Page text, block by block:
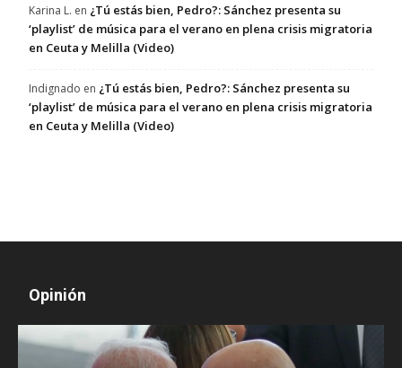
Karina L. en ¿Tú estás bien, Pedro?: Sánchez presenta su
‘playlist’ de música para el verano en plena crisis migratoria
en Ceuta y Melilla (Video)
Indignado en ¿Tú estás bien, Pedro?: Sánchez presenta su
‘playlist’ de música para el verano en plena crisis migratoria
en Ceuta y Melilla (Video)
Opinión